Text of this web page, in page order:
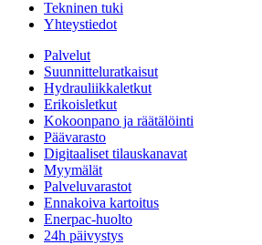
Tekninen tuki
Yhteystiedot
Palvelut
Suunnitteluratkaisut
Hydrauliikkaletkut
Erikoisletkut
Kokoonpano ja räätälöinti
Päävarasto
Digitaaliset tilauskanavat
Myymälät
Palveluvarastot
Ennakoiva kartoitus
Enerpac-huolto
24h päivystys